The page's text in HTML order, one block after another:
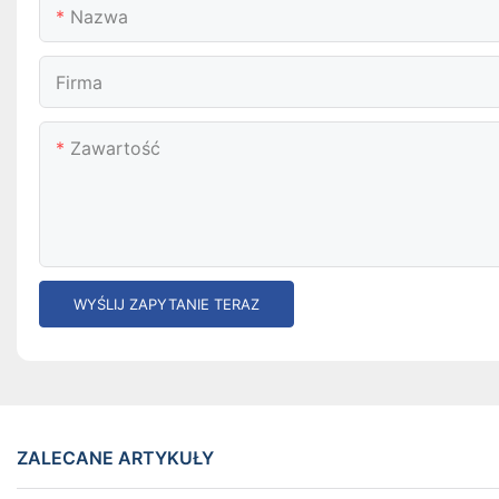
Nazwa
Firma
Zawartość
WYŚLIJ ZAPYTANIE TERAZ
ZALECANE ARTYKUŁY